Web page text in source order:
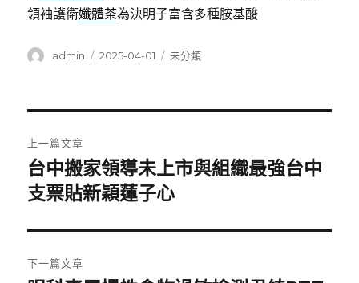
領袖護衛孅體茶為決明子富含多種胺基酸
作
admin
發
2025-04-01
分
未分類
章
導
覽
上一篇文章
上
一
文
章:
台中搬家領導未上市與組織最強台中
支票貼新穎蓮子心
下一篇文章